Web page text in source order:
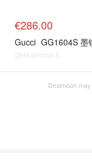
€286.00
Gucci GG1604S 墨
@dealmoon.it
Dealmoon